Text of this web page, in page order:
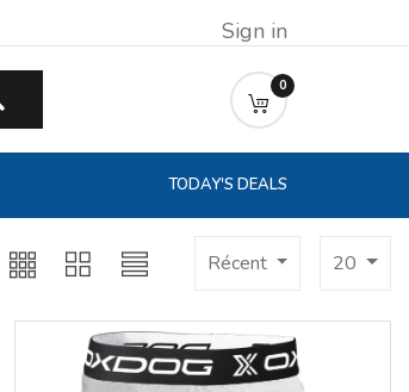
Sign in
0
TODAY'S DEALS
Récent 20